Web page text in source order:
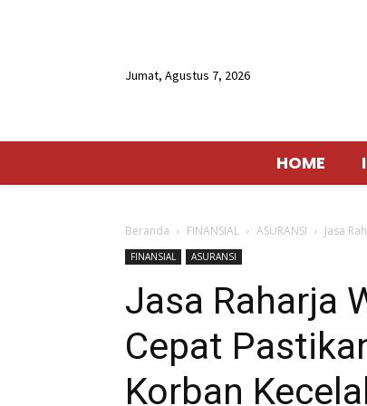
Jumat, Agustus 7, 2026
HOME
Beranda FINANSIAL ASURANSI Jasa
FINANSIAL ASURANSI
Jasa Raharja
Cepat
Korban